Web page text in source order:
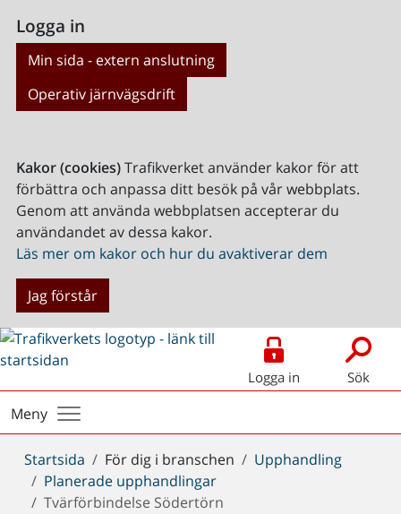
Logga in
Min sida - extern anslutning
Operativ järnvägsdrift
Kakor (cookies)Trafikverket använder kakor för att
förbättra och anpassa ditt besök på vår webbplats.
Genom att använda webbplatsen accepterar du
användandet av dessa kakor.
Läs mer om kakor och hur du avaktiverar dem
Jag förstår
Logga in Sök
Meny
Du
är
här:
Startsida För dig i branschen
Upphandling
Planerade upphandlingar
Tvärförbindelse Södertörn